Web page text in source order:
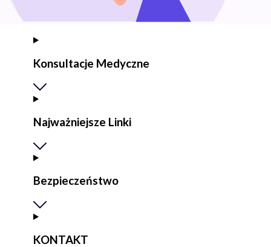
Konsultacje Medyczne
Najważniejsze Linki
Bezpieczeństwo
KONTAKT